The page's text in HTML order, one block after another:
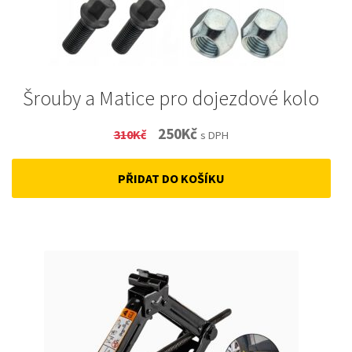
Šrouby a Matice pro dojezdové kolo
310Kč
Original
price
was:
250KčCurrent
price
is:
s DPH
PŘIDAT DO KOŠÍKU